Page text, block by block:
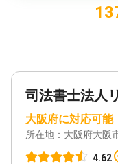
司法書士法人
大阪府に対応可能
所在地： 大阪府大阪
4.62